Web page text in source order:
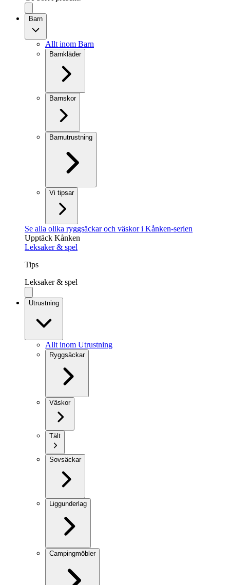
Barn
Allt inom Barn
Barnkläder
Barnskor
Barnutrustning
Vi tipsar
Se alla olika ryggsäckar och väskor i Kånken-serien
Upptäck Kånken
Leksaker & spel
Tips
Leksaker & spel
Utrustning
Allt inom Utrustning
Ryggsäckar
Väskor
Tält
Sovsäckar
Liggunderlag
Campingmöbler